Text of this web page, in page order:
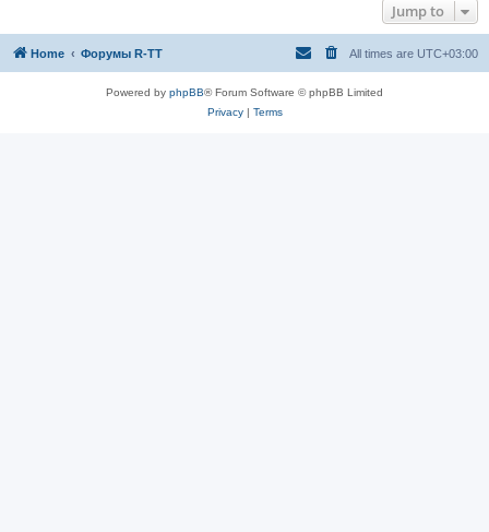
Jump to
Home Форумы R-TT All times are UTC+03:00
Powered by phpBB® Forum Software © phpBB Limited
Privacy| Terms